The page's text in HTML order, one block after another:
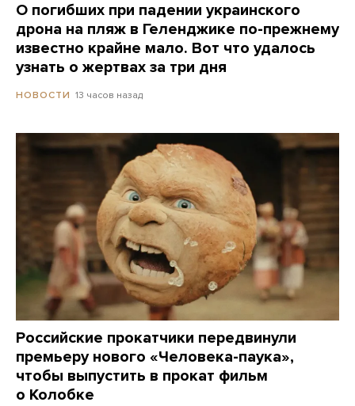
О погибших при падении украинского
дрона на пляж в Геленджике по-прежнему
известно крайне мало. Вот что удалось
узнать о жертвах за три дня
НОВОСТИ 13 часов назад
Российские прокатчики передвинули
премьеру нового «Человека-паука»,
чтобы выпустить в прокат фильм
о Колобке